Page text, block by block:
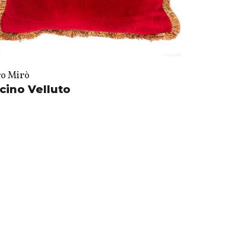
Mirò
Velluto